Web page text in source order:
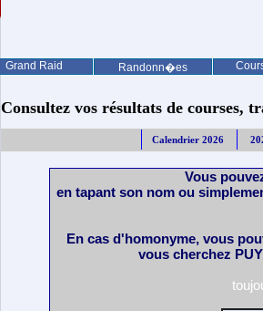
Grand Raid Randonn�es
Consultez vos résultats de courses,
Calendrier 2026
Vous
en tapant son nom ou
En cas d'homonyme, vous
vous cherchez